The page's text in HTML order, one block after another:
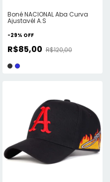
Boné NACIONAL Aba Curva
Ajustavél A.S
-29% OFF
R$85,00 R$120,00